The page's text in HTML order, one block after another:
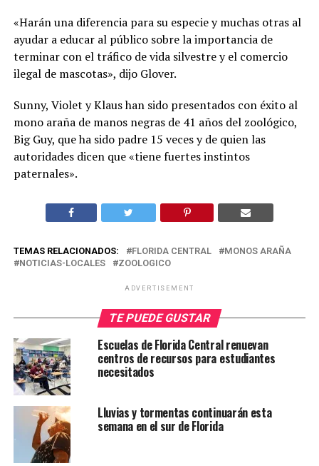
«Harán una diferencia para su especie y muchas otras al
ayudar a educar al público sobre la importancia de
terminar con el tráfico de vida silvestre y el comercio
ilegal de mascotas», dijo Glover.
Sunny, Violet y Klaus han sido presentados con éxito al
mono araña de manos negras de 41 años del zoológico,
Big Guy, que ha sido padre 15 veces y de quien las
autoridades dicen que «tiene fuertes instintos
paternales».
TEMAS RELACIONADOS: FLORIDA CENTRAL
MONOS ARAÑA
NOTICIAS-LOCALES
ZOOLOGICO
ADVERTISEMENT
TE PUEDE GUSTAR
Escuelas de Florida Central renuevan
centros de recursos para estudiantes
necesitados
Lluvias y tormentas continuarán esta
semana en el sur de Florida